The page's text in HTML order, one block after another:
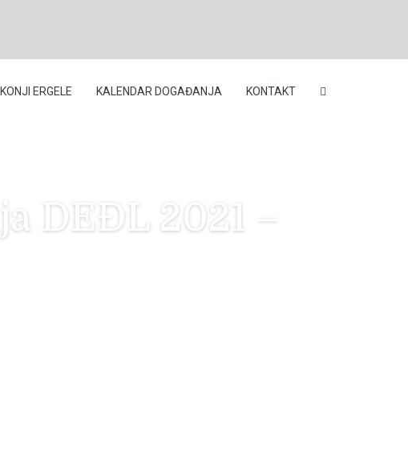
KONJI ERGELE KALENDAR DOGAĐANJA KONTAKT
DEĐL 2021 –